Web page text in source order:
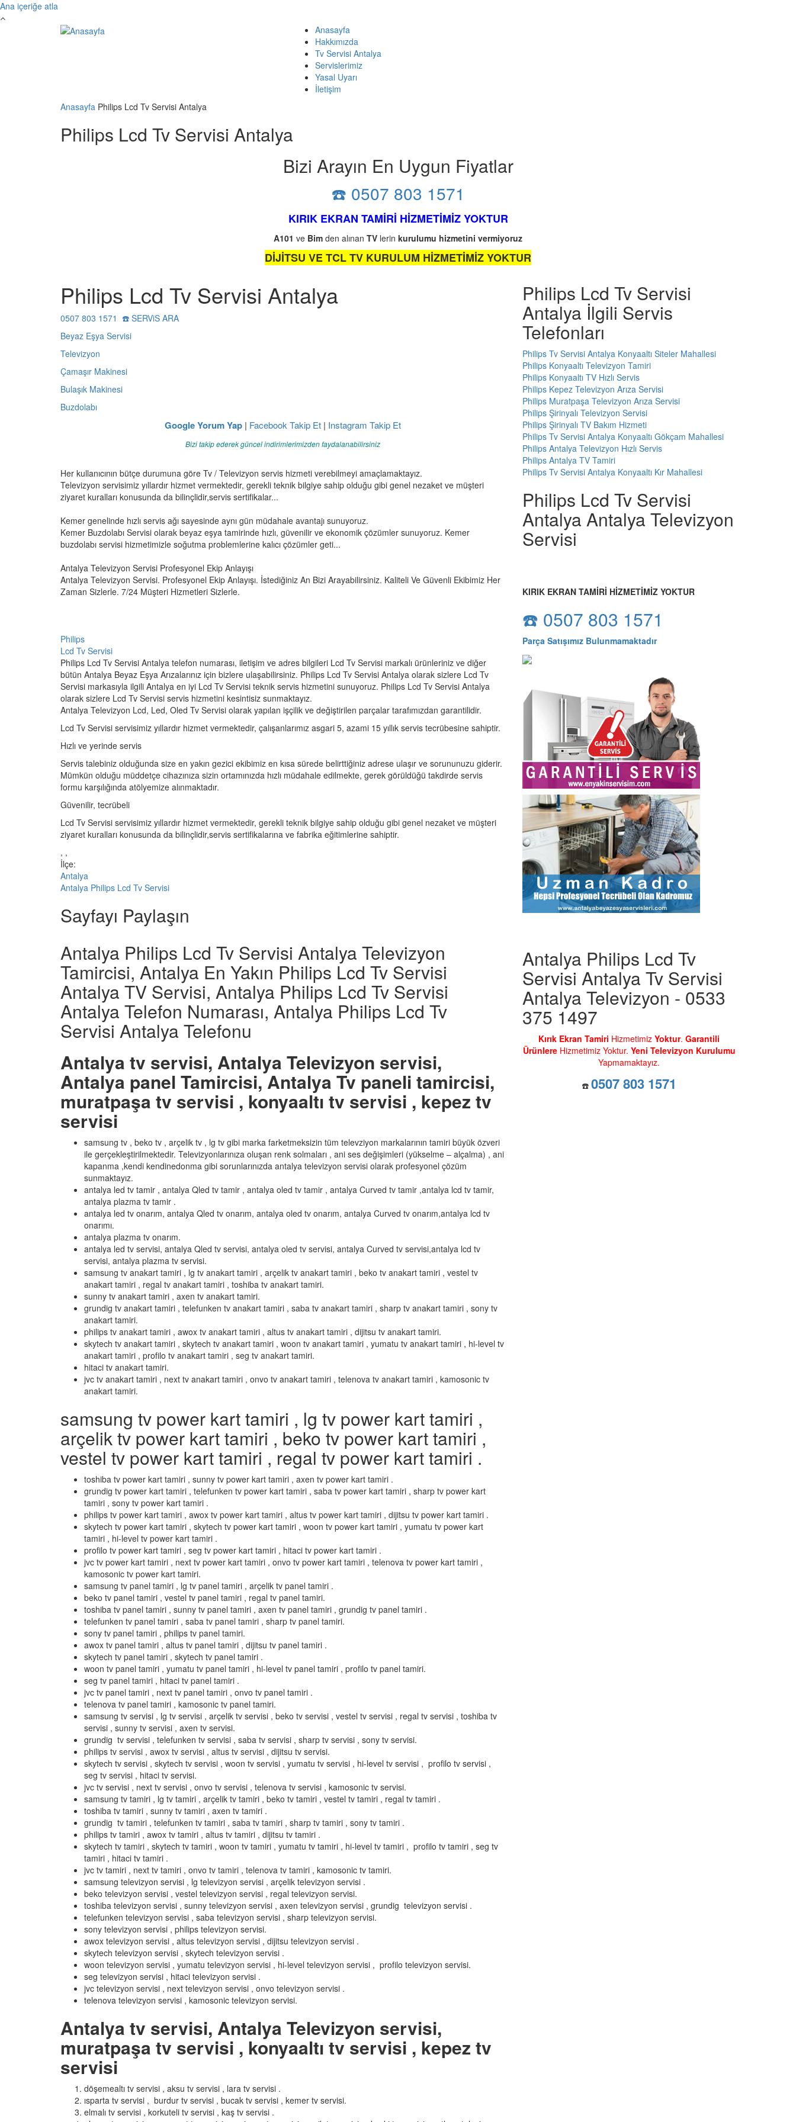
Ana içeriğe atla
Anasayfa
Hakkımızda
Tv Servisi Antalya
Servislerimiz
Yasal Uyarı
İletişim
Anasayfa Philips Lcd Tv Servisi Antalya
Philips Lcd Tv Servisi Antalya
Bizi Arayın En Uygun Fiyatlar
☎️ 0507 803 1571
KIRIK EKRAN TAMİRİ HİZMETİMİZ YOKTUR
A101 ve Bim den alınan TV lerin kurulumu hizmetini vermiyoruz
DİJİTSU VE TCL TV KURULUM HİZMETİMİZ YOKTUR
Philips Lcd Tv Servisi Antalya
0507 803 1571 ☎️ SERViS ARA
Beyaz Eşya Servisi
Televizyon
Çamaşır Makinesi
Bulaşık Makinesi
Buzdolabı
Google Yorum Yap| Facebook Takip Et| Instagram Takip Et
Bizi takip ederek güncel indirimlerimizden faydalanabilirsiniz
Her kullanıcının bütçe durumuna göre Tv / Televizyon servis hizmeti verebilmeyi amaçlamaktayız.
Televizyon servisimiz yıllardır hizmet vermektedir, gerekli teknik bilgiye sahip olduğu gibi genel nezaket ve müşteri
ziyaret kuralları konusunda da bilinçlidir,servis sertifikalar...
Kemer genelinde hızlı servis ağı sayesinde aynı gün müdahale avantajı sunuyoruz.
Kemer Buzdolabı Servisi olarak beyaz eşya tamirinde hızlı, güvenilir ve ekonomik çözümler sunuyoruz. Kemer
buzdolabı servisi hizmetimizle soğutma problemlerine kalıcı çözümler geti...
Antalya Televizyon Servisi Profesyonel Ekip Anlayışı
Antalya Televizyon Servisi. Profesyonel Ekip Anlayışı. İstediğiniz An Bizi Arayabilirsiniz. Kaliteli Ve Güvenli Ekibimiz Her
Zaman Sizlerle. 7/24 Müşteri Hizmetleri Sizlerle.
Philips
Lcd Tv Servisi
Philips Lcd Tv Servisi Antalya telefon numarası, iletişim ve adres bilgileri Lcd Tv Servisi markalı ürünleriniz ve diğer
bütün Antalya Beyaz Eşya Arızalarınız için bizlere ulaşabilirsiniz. Philips Lcd Tv Servisi Antalya olarak sizlere Lcd Tv
Servisi markasıyla ilgili Antalya en iyi Lcd Tv Servisi teknik servis hizmetini sunuyoruz. Philips Lcd Tv Servisi Antalya
olarak sizlere Lcd Tv Servisi servis hizmetini kesintisiz sunmaktayız.
Antalya Televizyon Lcd, Led, Oled Tv Servisi olarak yapılan işçilik ve değiştirilen parçalar tarafımızdan garantilidir.
Lcd Tv Servisi servisimiz yıllardır hizmet vermektedir, çalışanlarımız asgari 5, azami 15 yıllık servis tecrübesine sahiptir.
Hızlı ve yerinde servis
Servis talebiniz olduğunda size en yakın gezici ekibimiz en kısa sürede belirttiğiniz adrese ulaşır ve sorununuzu giderir.
Mümkün olduğu müddetçe cihazınıza sizin ortamınızda hızlı müdahale edilmekte, gerek görüldüğü takdirde servis
formu karşılığında atölyemize alınmaktadır.
Güvenilir, tecrübeli
Lcd Tv Servisi servisimiz yıllardır hizmet vermektedir, gerekli teknik bilgiye sahip olduğu gibi genel nezaket ve müşteri
ziyaret kuralları konusunda da bilinçlidir,servis sertifikalarına ve fabrika eğitimlerine sahiptir.
, ,
İlçe:
Antalya
Antalya Philips Lcd Tv Servisi
Sayfayı Paylaşın
Antalya Philips Lcd Tv Servisi Antalya Televizyon
Tamircisi, Antalya En Yakın Philips Lcd Tv Servisi
Antalya TV Servisi, Antalya Philips Lcd Tv Servisi
Antalya Telefon Numarası, Antalya Philips Lcd Tv
Servisi Antalya Telefonu
Antalya tv servisi, Antalya Televizyon servisi,
Antalya panel Tamircisi, Antalya Tv paneli tamircisi,
muratpaşa tv servisi , konyaaltı tv servisi , kepez tv
servisi
samsung tv , beko tv , arçelik tv , lg tv gibi marka farketmeksizin tüm televziyon markalarının tamiri büyük özveri
ile gerçekleştirilmektedir. Televizyonlarınıza oluşan renk solmaları , ani ses değişimleri (yükselme – alçalma) , ani
kapanma ,kendi kendinedonma gibi sorunlarınızda antalya televizyon servisi olarak profesyonel çözüm
sunmaktayız.
antalya led tv tamir , antalya Qled tv tamir , antalya oled tv tamir , antalya Curved tv tamir ,antalya lcd tv tamir,
antalya plazma tv tamir .
antalya led tv onarım, antalya Qled tv onarım, antalya oled tv onarım, antalya Curved tv onarım,antalya lcd tv
onarımı.
antalya plazma tv onarım.
antalya led tv servisi, antalya Qled tv servisi, antalya oled tv servisi, antalya Curved tv servisi,antalya lcd tv
servisi, antalya plazma tv servisi.
samsung tv anakart tamiri , lg tv anakart tamiri , arçelik tv anakart tamiri , beko tv anakart tamiri , vestel tv
anakart tamiri , regal tv anakart tamiri , toshiba tv anakart tamiri.
sunny tv anakart tamiri , axen tv anakart tamiri.
grundig tv anakart tamiri , telefunken tv anakart tamiri , saba tv anakart tamiri , sharp tv anakart tamiri , sony tv
anakart tamiri.
philips tv anakart tamiri , awox tv anakart tamiri , altus tv anakart tamiri , dijitsu tv anakart tamiri.
skytech tv anakart tamiri , skytech tv anakart tamiri , woon tv anakart tamiri , yumatu tv anakart tamiri , hi-level tv
anakart tamiri , profilo tv anakart tamiri , seg tv anakart tamiri.
hitaci tv anakart tamiri.
jvc tv anakart tamiri , next tv anakart tamiri , onvo tv anakart tamiri , telenova tv anakart tamiri , kamosonic tv
anakart tamiri.
samsung tv power kart tamiri , lg tv power kart tamiri ,
arçelik tv power kart tamiri , beko tv power kart tamiri ,
vestel tv power kart tamiri , regal tv power kart tamiri .
toshiba tv power kart tamiri , sunny tv power kart tamiri , axen tv power kart tamiri .
grundig tv power kart tamiri , telefunken tv power kart tamiri , saba tv power kart tamiri , sharp tv power kart
tamiri , sony tv power kart tamiri .
philips tv power kart tamiri , awox tv power kart tamiri , altus tv power kart tamiri , dijitsu tv power kart tamiri .
skytech tv power kart tamiri , skytech tv power kart tamiri , woon tv power kart tamiri , yumatu tv power kart
tamiri , hi-level tv power kart tamiri .
profilo tv power kart tamiri , seg tv power kart tamiri , hitaci tv power kart tamiri .
jvc tv power kart tamiri , next tv power kart tamiri , onvo tv power kart tamiri , telenova tv power kart tamiri ,
kamosonic tv power kart tamiri.
samsung tv panel tamiri , lg tv panel tamiri , arçelik tv panel tamiri .
beko tv panel tamiri , vestel tv panel tamiri , regal tv panel tamiri.
toshiba tv panel tamiri , sunny tv panel tamiri , axen tv panel tamiri , grundig tv panel tamiri .
telefunken tv panel tamiri , saba tv panel tamiri , sharp tv panel tamiri.
sony tv panel tamiri , philips tv panel tamiri.
awox tv panel tamiri , altus tv panel tamiri , dijitsu tv panel tamiri .
skytech tv panel tamiri , skytech tv panel tamiri .
woon tv panel tamiri , yumatu tv panel tamiri , hi-level tv panel tamiri , profilo tv panel tamiri.
seg tv panel tamiri , hitaci tv panel tamiri .
jvc tv panel tamiri , next tv panel tamiri , onvo tv panel tamiri .
telenova tv panel tamiri , kamosonic tv panel tamiri.
samsung tv servisi , lg tv servisi , arçelik tv servisi , beko tv servisi , vestel tv servisi , regal tv servisi , toshiba tv
servisi , sunny tv servisi , axen tv servisi.
grundig tv servisi , telefunken tv servisi , saba tv servisi , sharp tv servisi , sony tv servisi.
philips tv servisi , awox tv servisi , altus tv servisi , dijitsu tv servisi.
skytech tv servisi , skytech tv servisi , woon tv servisi , yumatu tv servisi , hi-level tv servisi , profilo tv servisi ,
seg tv servisi , hitaci tv servisi.
jvc tv servisi , next tv servisi , onvo tv servisi , telenova tv servisi , kamosonic tv servisi.
samsung tv tamiri , lg tv tamiri , arçelik tv tamiri , beko tv tamiri , vestel tv tamiri , regal tv tamiri .
toshiba tv tamiri , sunny tv tamiri , axen tv tamiri .
grundig tv tamiri , telefunken tv tamiri , saba tv tamiri , sharp tv tamiri , sony tv tamiri .
philips tv tamiri , awox tv tamiri , altus tv tamiri , dijitsu tv tamiri .
skytech tv tamiri , skytech tv tamiri , woon tv tamiri , yumatu tv tamiri , hi-level tv tamiri , profilo tv tamiri , seg tv
tamiri , hitaci tv tamiri .
jvc tv tamiri , next tv tamiri , onvo tv tamiri , telenova tv tamiri , kamosonic tv tamiri.
samsung televizyon servisi , lg televizyon servisi , arçelik televizyon servisi .
beko televizyon servisi , vestel televizyon servisi , regal televizyon servisi.
toshiba televizyon servisi , sunny televizyon servisi , axen televizyon servisi , grundig televizyon servisi .
telefunken televizyon servisi , saba televizyon servisi , sharp televizyon servisi.
sony televizyon servisi , philips televizyon servisi.
awox televizyon servisi , altus televizyon servisi , dijitsu televizyon servisi .
skytech televizyon servisi , skytech televizyon servisi .
woon televizyon servisi , yumatu televizyon servisi , hi-level televizyon servisi , profilo televizyon servisi.
seg televizyon servisi , hitaci televizyon servisi .
jvc televizyon servisi , next televizyon servisi , onvo televizyon servisi .
telenova televizyon servisi , kamosonic televizyon servisi.
Antalya tv servisi, Antalya Televizyon servisi,
muratpaşa tv servisi , konyaaltı tv servisi , kepez tv
servisi
döşemealtı tv servisi , aksu tv servisi , lara tv servisi .
ısparta tv servisi , burdur tv servisi , bucak tv servisi , kemer tv servisi.
elmalı tv servisi , korkuteli tv servisi , kaş tv servisi .
Philips Lcd Tv Servisi
Antalya İlgili Servis
Telefonları
Philips Tv Servisi Antalya Konyaaltı Siteler Mahallesi
Philips Konyaaltı Televizyon Tamiri
Philips Konyaaltı TV Hızlı Servis
Philips Kepez Televizyon Arıza Servisi
Philips Muratpaşa Televizyon Arıza Servisi
Philips Şirinyalı Televizyon Servisi
Philips Şirinyalı TV Bakım Hizmeti
Philips Tv Servisi Antalya Konyaaltı Gökçam Mahallesi
Philips Antalya Televizyon Hızlı Servis
Philips Antalya TV Tamiri
Philips Tv Servisi Antalya Konyaaltı Kır Mahallesi
Philips Lcd Tv Servisi
Antalya Antalya Televizyon
Servisi
KIRIK EKRAN TAMİRİ HİZMETİMİZ YOKTUR
☎️ 0507 803 1571
Parça Satışımız Bulunmamaktadır
Antalya Philips Lcd Tv
Servisi Antalya Tv Servisi
Antalya Televizyon - 0533
375 1497
Kırık Ekran Tamiri Hizmetimiz Yoktur. Garantili
Ürünlere Hizmetimiz Yoktur. Yeni Televizyon Kurulumu
Yapmamaktayız.
☎️ 0507 803 1571